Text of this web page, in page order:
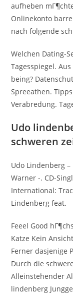
aufheben
Onlinekonto
nach folgende
Welchen Dating-
Tagesspiegel.
being?
Spreeathen.
Verabredung.
Udo
schweren
Udo Lindenberg
Warner -. CD-
International:
Lindenberg feat.
Feeel Good
Katze Kein
Ferner dasjenige
Durch die
Alleinstehender
lindenberg